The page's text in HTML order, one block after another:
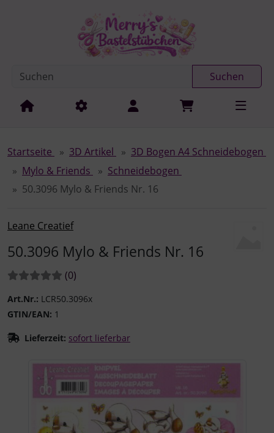
Springe zur Navigation
Suchen
Startseite 3D Artikel
3D Bogen A4 Schneidebogen
Mylo & Friends
Schneidebogen
50.3096 Mylo & Friends Nr. 16
Leane Creatief
50.3096 Mylo & Friends Nr. 16
Bewertungen:
(0Bewertungen
)
Art.Nr.: LCR50.3096x
GTIN/EAN: 1
Lieferzeit: sofort lieferbar
Wenn mehr als ein Produktbild existiert, können Sie die